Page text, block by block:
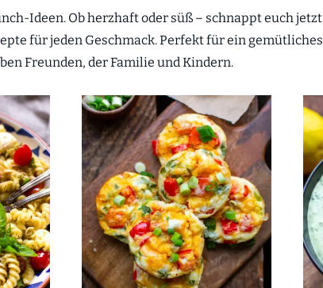
Ideen. Ob herzhaft oder süß – schnappt euch jetzt
für jeden Geschmack. Perfekt für ein gemütliches
Freunden, der Familie und Kindern.